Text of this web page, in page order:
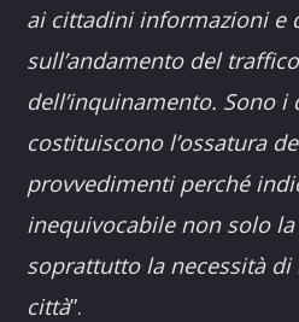
ai cittadini informazioni e
sull’andamento del
dell’inquinamento. Sono i
costituiscono l’ossatura
provvedimenti perché
inequivocabile non solo
soprattutto la necessità
città”.